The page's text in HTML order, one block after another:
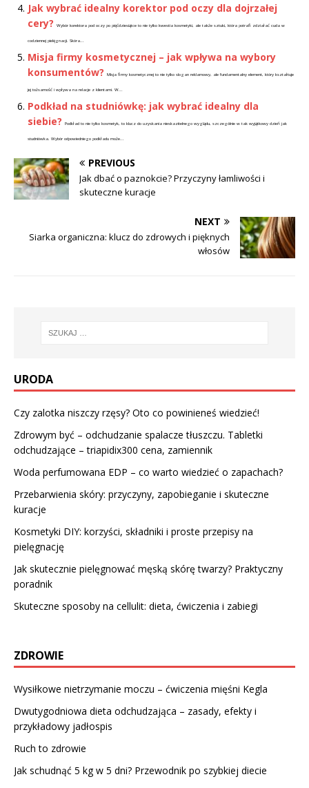
Jak wybrać idealny korektor pod oczy dla dojrzałej
cery?
Wybór korektora pod oczy po pięćdziesiątce to nie tylko kwestia kosmetyki, ale także sztuki, która potrafi zdziałać cuda w
codziennej pielęgnacji. Skóra...
Misja firmy kosmetycznej – jak wpływa na wybory
konsumentów?
Misja firmy kosmetycznej to nie tylko slogan reklamowy, ale fundamentalny element, który kształtuje
jej tożsamość i wpływa na relacje z klientami. W...
Podkład na studniówkę: jak wybrać idealny dla
siebie?
Podkład to nie tylko kosmetyk, to klucz do uzyskania nieskazitelnego wyglądu, szczególnie w tak wyjątkowy dzień jak
studniówka. Wybór odpowiedniego podkładu może...
PREVIOUS
Jak dbać o paznokcie? Przyczyny łamliwości i
skuteczne kuracje
NEXT
Siarka organiczna: klucz do zdrowych i pięknych
włosów
URODA
Czy zalotka niszczy rzęsy? Oto co powinieneś wiedzieć!
Zdrowym być – odchudzanie spalacze tłuszczu. Tabletki
odchudzające – triapidix300 cena, zamiennik
Woda perfumowana EDP – co warto wiedzieć o zapachach?
Przebarwienia skóry: przyczyny, zapobieganie i skuteczne
kuracje
Kosmetyki DIY: korzyści, składniki i proste przepisy na
pielęgnację
Jak skutecznie pielęgnować męską skórę twarzy? Praktyczny
poradnik
Skuteczne sposoby na cellulit: dieta, ćwiczenia i zabiegi
ZDROWIE
Wysiłkowe nietrzymanie moczu – ćwiczenia mięśni Kegla
Dwutygodniowa dieta odchudzająca – zasady, efekty i
przykładowy jadłospis
Ruch to zdrowie
Jak schudnąć 5 kg w 5 dni? Przewodnik po szybkiej diecie